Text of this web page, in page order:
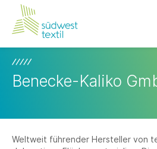
Benecke-Kaliko
Weltweit führender Hersteller von